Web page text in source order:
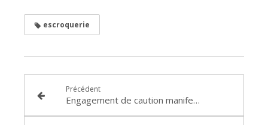
escroquerie
Précédent
Engagement de caution manifestement excessif et manquement à l’obligation d’information annuelle de la caution : Arrêt de la Cour d’appel de LYON en date du 18 février 2021 RG n° 18/06711